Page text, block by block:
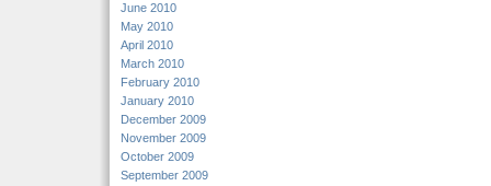
June 2010
May 2010
April 2010
March 2010
February 2010
January 2010
December 2009
November 2009
October 2009
September 2009